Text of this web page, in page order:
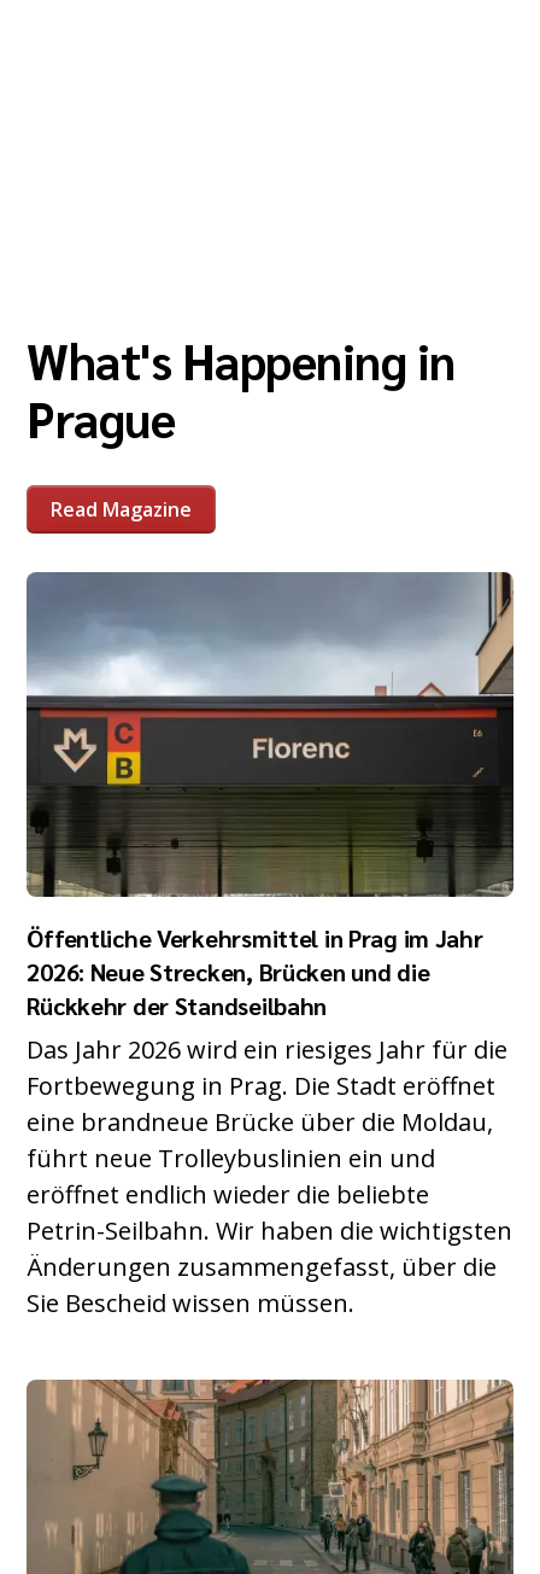
What's Happening in
Prague
Read Magazine
Öffentliche Verkehrsmittel in Prag im Jahr
2026: Neue Strecken, Brücken und die
Rückkehr der Standseilbahn
Das Jahr 2026 wird ein riesiges Jahr für die
Fortbewegung in Prag. Die Stadt eröffnet
eine brandneue Brücke über die Moldau,
führt neue Trolleybuslinien ein und
eröffnet endlich wieder die beliebte
Petrin-Seilbahn. Wir haben die wichtigsten
Änderungen zusammengefasst, über die
Sie Bescheid wissen müssen.